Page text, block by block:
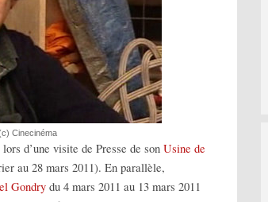
Cinecinéma
d’une visite de Presse de son Usine de
au 28 mars 2011). En parallèle,
Gondry du 4 mars 2011 au 13 mars 2011